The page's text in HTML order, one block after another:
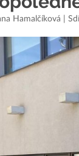
Hamalčíková |